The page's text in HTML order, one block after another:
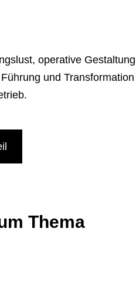
operative Gestaltung
und Transformation
Thema